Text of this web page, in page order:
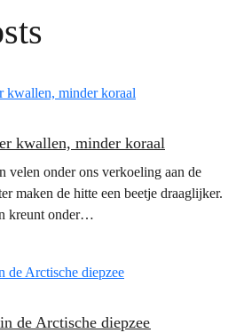
kwallen, minder koraal
velen onder ons verkoeling aan de
maken de hitte een beetje draaglijker.
kreunt onder…
de Arctische diepzee